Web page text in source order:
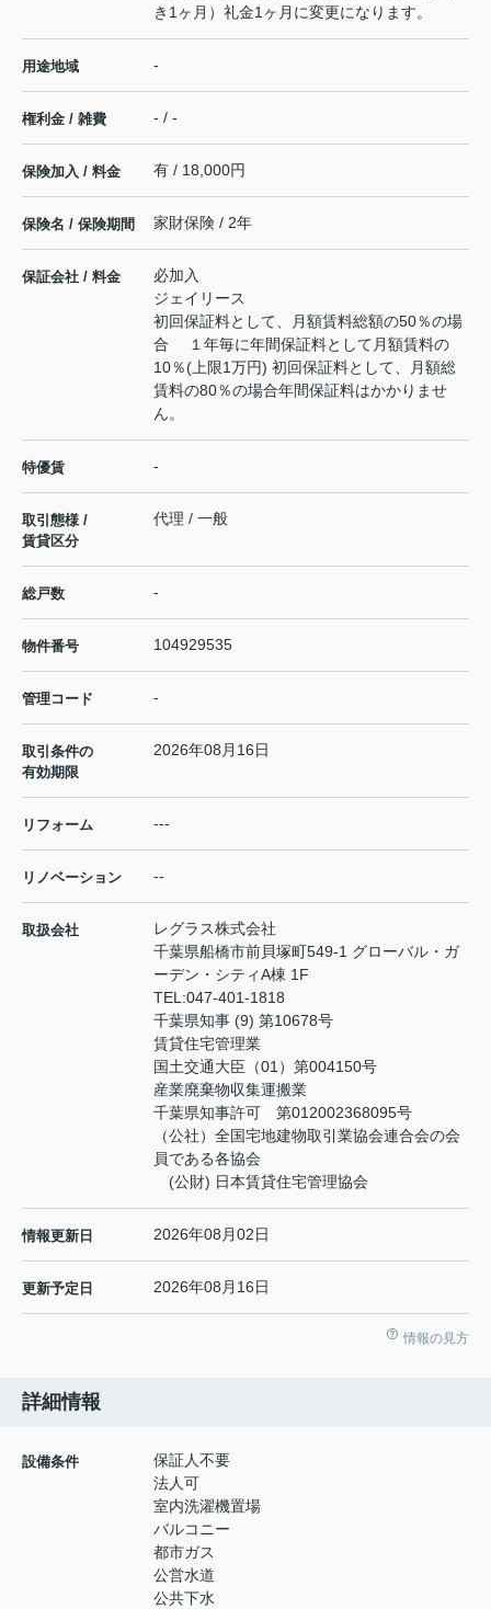
き1ヶ月）礼金1ヶ月に変更になります。
用途地域 -
権利金 / 雑費 - / -
保険加入 / 料金 有 / 18,000円
保険名 / 保険期間 家財保険 / 2年
保証会社 / 料金
必加入
ジェイリース
初回保証料として、月額賃料総額の50％の場
合 １年毎に年間保証料として月額賃料の
10％(上限1万円) 初回保証料として、月額総
賃料の80％の場合年間保証料はかかりませ
ん。
特優賃 -
取引態様 /
賃貸区分
代理 / 一般
総戸数 -
物件番号 104929535
管理コード -
取引条件の
有効期限
2026年08月16日
リフォーム ---
リノベーション --
取扱会社
レグラス株式会社
千葉県船橋市前貝塚町549-1 グローバル・ガ
ーデン・シティA棟 1F
TEL:047-401-1818
千葉県知事 (9) 第10678号
賃貸住宅管理業
国土交通大臣（01）第004150号
産業廃棄物収集運搬業
千葉県知事許可 第012002368095号
（公社）全国宅地建物取引業協会連合会の会
員である各協会
(公財) 日本賃貸住宅管理協会
情報更新日 2026年08月02日
更新予定日 2026年08月16日
情報の見方
詳細情報
設備条件
保証人不要
法人可
室内洗濯機置場
バルコニー
都市ガス
公営水道
公共下水